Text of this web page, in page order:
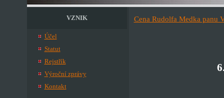
VZNIK
Účel
Statut
Rejstřík
Výroční zprávy
Kontakt
Cena Rudolfa Medka panu